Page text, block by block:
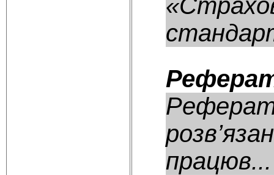
працюв...